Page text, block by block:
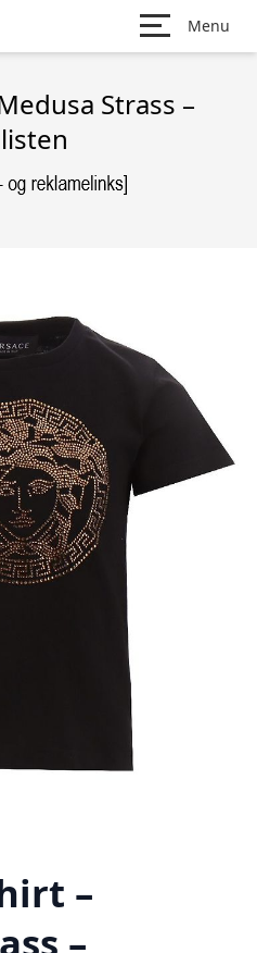
Menu
Strass –
–